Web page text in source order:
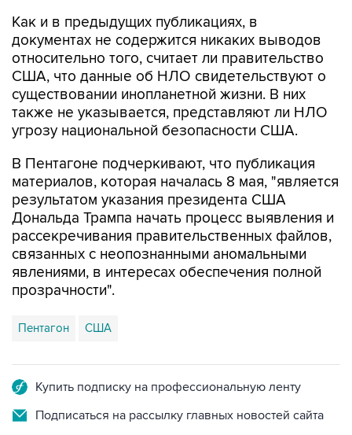
Как и в предыдущих публикациях, в
документах не содержится никаких выводов
относительно того, считает ли правительство
США, что данные об НЛО свидетельствуют о
существовании инопланетной жизни. В них
также не указывается, представляют ли НЛО
угрозу национальной безопасности США.
В Пентагоне подчеркивают, что публикация
материалов, которая началась 8 мая, "является
результатом указания президента США
Дональда Трампа начать процесс выявления и
рассекречивания правительственных файлов,
связанных с неопознанными аномальными
явлениями, в интересах обеспечения полной
прозрачности".
Пентагон США
Купить подписку на профессиональную ленту
Подписаться на рассылку главных новостей сайта